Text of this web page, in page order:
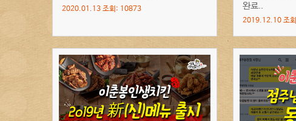
2020.01.13 조회: 10873
완료..
2019.12.10 조